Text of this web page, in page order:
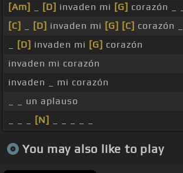
[Am]
[D] invaden mi [G] corazón _ _
[C]
[D] invaden mi [G] [C] corazón _
[D] invaden mi [G] corazón
invaden mi corazón
invaden _ mi corazón
_ _ un aplauso
[N]
You may also like to play